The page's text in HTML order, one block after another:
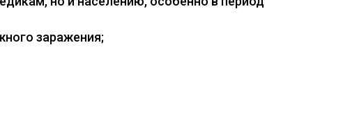
заражения;